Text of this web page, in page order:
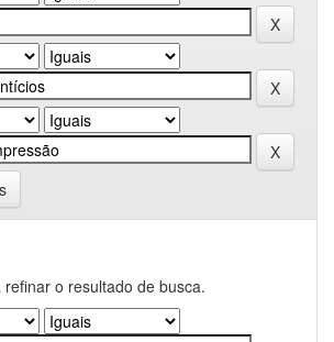
o resultado de busca.